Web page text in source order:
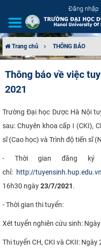
Đăng nhập
CƠ CẤU TỔ CHỨC
TUYỂN SINH
ĐÀO TẠO
ĐẢM BẢO CHẤT
KHOA HỌC CÔNG
HTQT
Trang chủ THÔNG BÁO
Thông báo về việc
2021
Trường Đại học Dược Hà Nội
sau: Chuyên khoa cấp I (CKI),
sĩ (Cao học) và Trình độ tiến sĩ
- Thời gian đăng
chỉ: http://
16h30 ngày23/7/2021.
- Thời gian thi tuyển:
Xét tuyển nghiên cứu sinh:
Thi tuyển CH, CKI và CKII: